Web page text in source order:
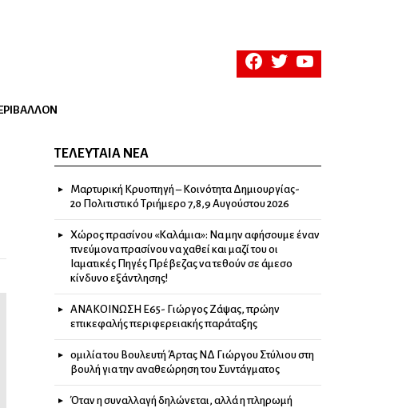
facebooktwitteryoutube
ΤΕΛΕΥΤΑΊΑ ΝΈΑ
Μαρτυρική Κρυοπηγή – Κοινότητα Δημιουργίας-
2ο Πολιτιστικό Τριήμερο 7,8,9 Αυγούστου 2026
Χώρος πρασίνου «Καλάμια»: Να μην αφήσουμε έναν
πνεύμονα πρασίνου να χαθεί και μαζί του οι
Ιαματικές Πηγές Πρέβεζας να τεθούν σε άμεσο
κίνδυνο εξάντλησης!
ΑΝΑΚΟΙΝΩΣΗ Ε65- Γιώργος Ζάψας, πρώην
επικεφαλής περιφερειακής παράταξης
ομιλία του Βουλευτή Άρτας ΝΔ Γιώργου Στύλιου στη
βουλή για την αναθεώρηση του Συντάγματος
Όταν η συναλλαγή δηλώνεται, αλλά η πληρωμή